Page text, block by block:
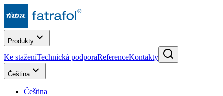
Produkty
Ke staženíTechnická podporaReferenceKontakty
Čeština
Čeština